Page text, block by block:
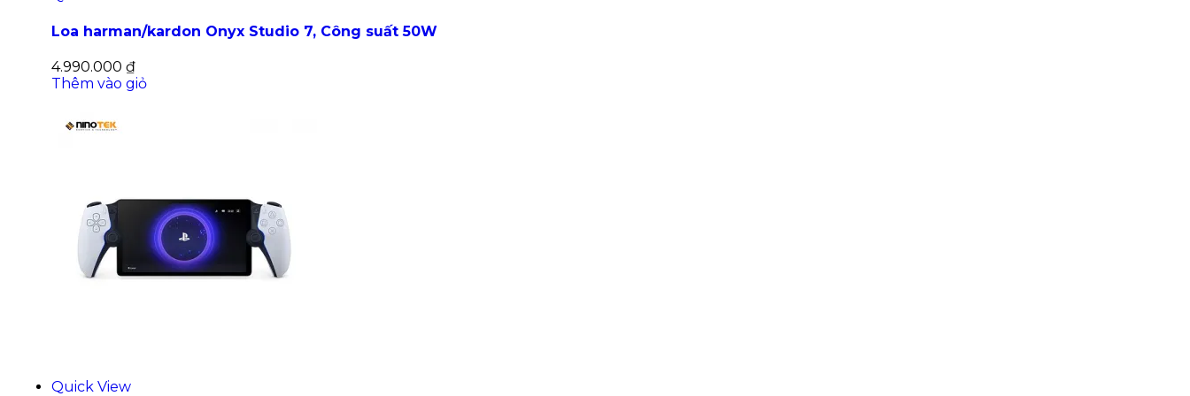
Loa harman/kardon Onyx Studio 7, Công suất 50W
4.990.000 ₫
Thêm vào giỏ
Quick View